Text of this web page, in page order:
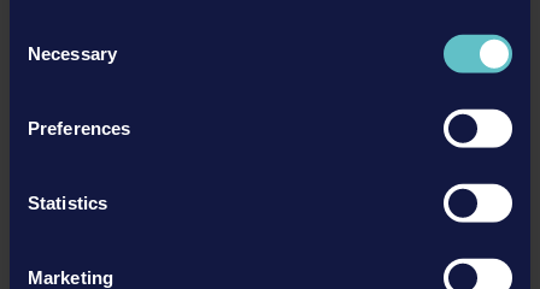
Selection
Necessary
Preferences
Statistics
Marketing
C
o
n
t
e
n
id
o
d
e
s
c
a
r
g
a
b
le